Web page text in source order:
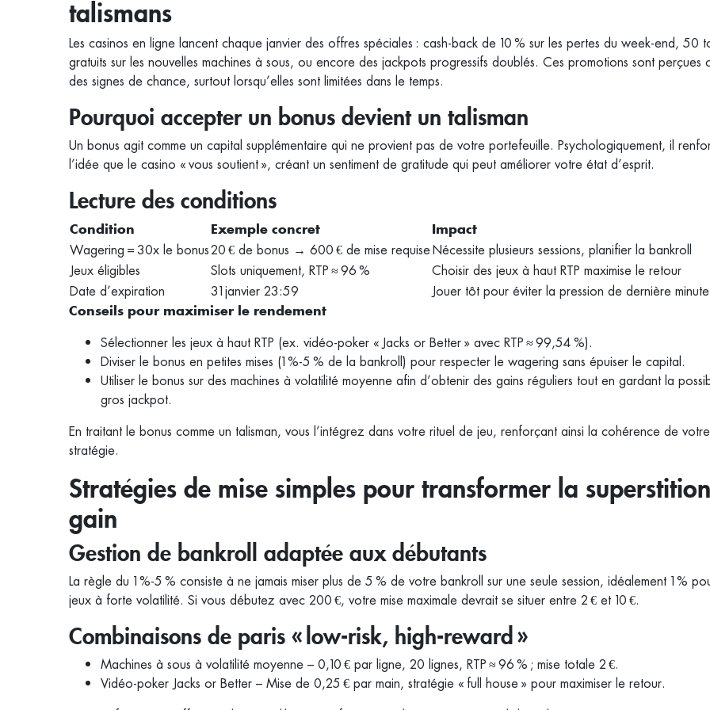
talismans
Les casinos en ligne lancent chaque janvier des offres spéciales : cash‑back de 10 % sur les pertes du week‑end, 50
gratuits sur les nouvelles machines à sous, ou encore des jackpots progressifs doublés. Ces promotions sont perçues
des signes de chance, surtout lorsqu’elles sont limitées dans le temps.
Pourquoi accepter un bonus devient un talisman
Un bonus agit comme un capital supplémentaire qui ne provient pas de votre portefeuille. Psychologiquement, il
l’idée que le casino « vous soutient », créant un sentiment de gratitude qui peut améliorer votre état d’esprit.
Lecture des conditions
Condition Exemple concret Impact
Wagering = 30x le bonus20 € de bonus → 600 € de mise requiseNécessite plusieurs sessions, planifier la bankroll
Jeux éligibles
Slots uniquement, RTP ≈ 96 %
Choisir des jeux à haut RTP maximise le retour
Date d’expiration
31 janvier 23:59 Jouer tôt pour éviter la pression de dernière minute
Conseils pour maximiser le rendement
Sélectionner les jeux à haut RTP (ex. vidéo‑poker « Jacks or Better » avec RTP ≈ 99,54 %).
Diviser le bonus en petites mises (1 %‑5 % de la bankroll) pour respecter le wagering sans épuiser le capital.
Utiliser le bonus sur des machines à volatilité moyenne afin d’obtenir des gains réguliers tout en gardant la
gros jackpot.
En traitant le bonus comme un talisman, vous l’intégrez dans votre rituel de jeu, renforçant ainsi la cohérence de votre
stratégie.
Stratégies de mise simples pour transformer la
gain
Gestion de bankroll adaptée aux débutants
La règle du 1 %‑5 % consiste à ne jamais miser plus de 5 % de votre bankroll sur une seule session, idéalement 1 %
jeux à forte volatilité. Si vous débutez avec 200 €, votre mise maximale devrait se situer entre 2 € et 10 €.
Combinaisons de paris « low‑risk, high‑reward »
Machines à sous à volatilité moyenne – 0,10 € par ligne, 20 lignes, RTP ≈ 96 % ; mise totale 2 €.
Vidéo‑poker Jacks or Better – Mise de 0,25 € par main, stratégie « full house » pour maximiser le retour.